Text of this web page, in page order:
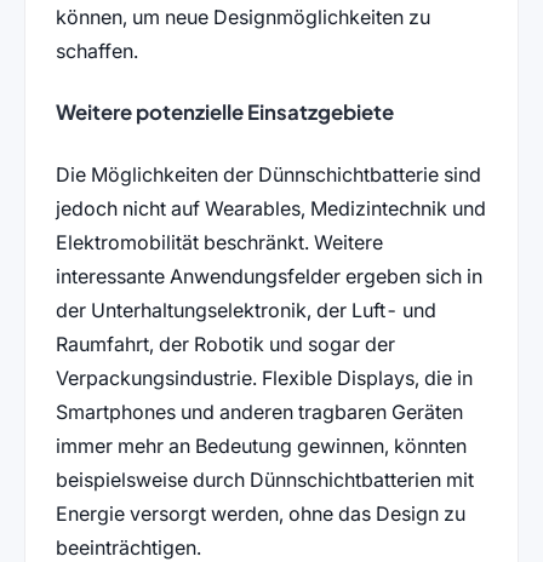
können, um neue Designmöglichkeiten zu
schaffen.
Weitere potenzielle Einsatzgebiete
Die Möglichkeiten der Dünnschichtbatterie sind
jedoch nicht auf Wearables, Medizintechnik und
Elektromobilität beschränkt. Weitere
interessante Anwendungsfelder ergeben sich in
der Unterhaltungselektronik, der Luft- und
Raumfahrt, der Robotik und sogar der
Verpackungsindustrie. Flexible Displays, die in
Smartphones und anderen tragbaren Geräten
immer mehr an Bedeutung gewinnen, könnten
beispielsweise durch Dünnschichtbatterien mit
Energie versorgt werden, ohne das Design zu
beeinträchtigen.